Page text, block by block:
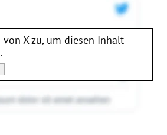
von Xzu, um diesen Inhalt